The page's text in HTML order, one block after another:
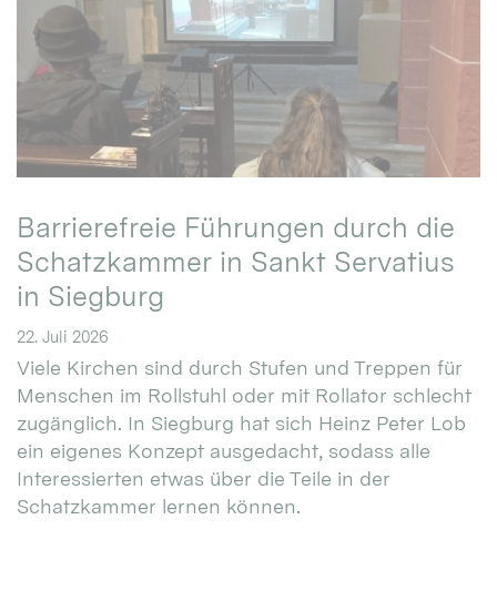
Barrierefreie Führungen durch die
Schatzkammer in Sankt Servatius
in Siegburg
22. Juli 2026
Viele Kirchen sind durch Stufen und Treppen für
Menschen im Rollstuhl oder mit Rollator schlecht
zugänglich. In Siegburg hat sich Heinz Peter Lob
ein eigenes Konzept ausgedacht, sodass alle
Interessierten etwas über die Teile in der
Schatzkammer lernen können.